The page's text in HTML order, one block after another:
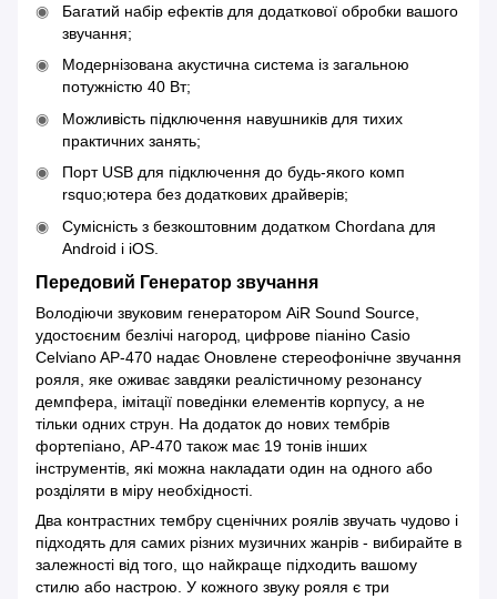
Багатий набір ефектів для додаткової обробки вашого
звучання;
Модернізована акустична система із загальною
потужністю 40 Вт;
Можливість підключення навушників для тихих
практичних занять;
Порт USB для підключення до будь-якого комп
rsquo;ютера без додаткових драйверів;
Сумісність з безкоштовним додатком Chordana для
Android і iOS.
Передовий Генератор звучання
Володіючи звуковим генератором AiR Sound Source,
удостоєним безлічі нагород, цифрове піаніно Casio
Celviano AP-470 надає Оновлене стереофонічне звучання
рояля, яке оживає завдяки реалістичному резонансу
демпфера, імітації поведінки елементів корпусу, а не
тільки одних струн. На додаток до нових тембрів
фортепіано, AP-470 також має 19 тонів інших
інструментів, які можна накладати один на одного або
розділяти в міру необхідності.
Два контрастних тембру сценічних роялів звучать чудово і
підходять для самих різних музичних жанрів - вибирайте в
залежності від того, що найкраще підходить вашому
стилю або настрою. У кожного звуку рояля є три